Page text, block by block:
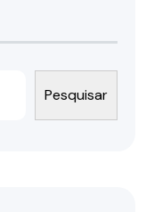
Pesquisar